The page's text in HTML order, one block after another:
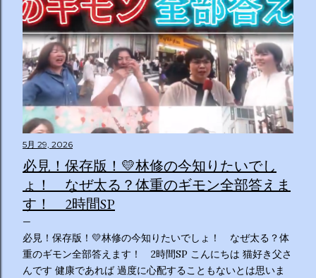
5月 29, 2026
必見！保存版！💛林修の今知りたいでし
ょ！ なぜ太る？体重のギモン全部答えま
す！ 2時間SP
必見！保存版！💛林修の今知りたいでしょ！ なぜ太る？体
重のギモン全部答えます！ 2時間SP こんにちは 猫好き父さ
んです 健康であれば 過度に心配することもないとは思いま